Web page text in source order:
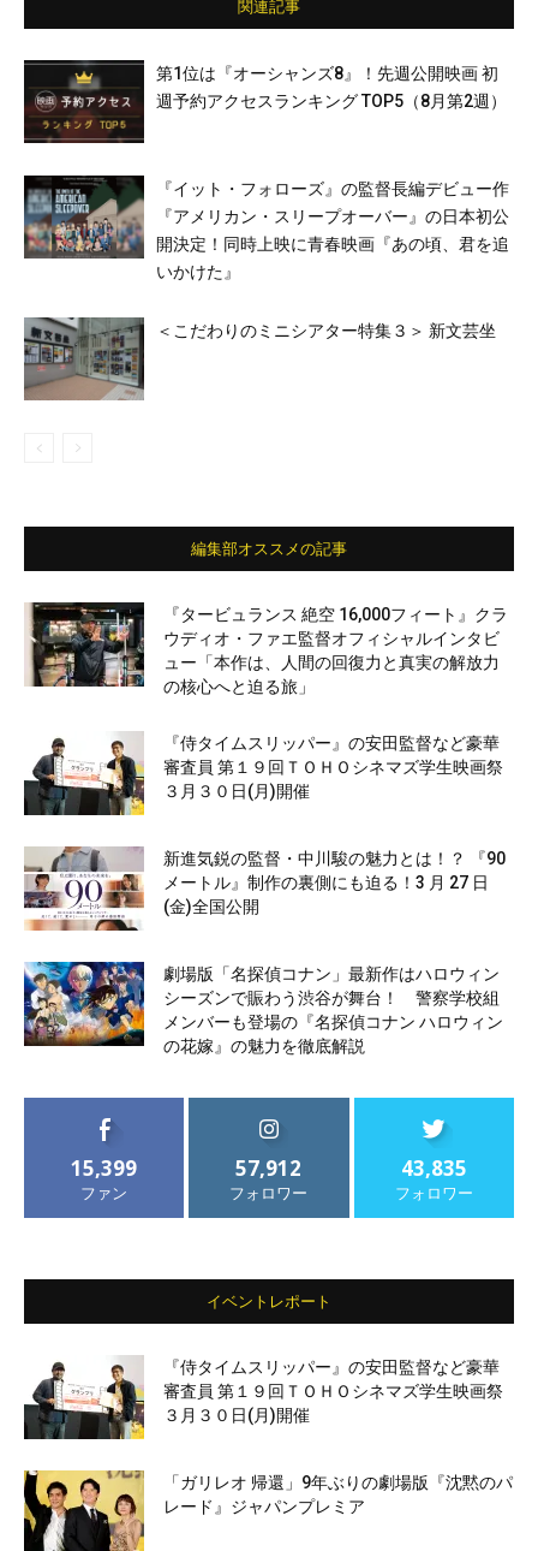
関連記事
第1位は『オーシャンズ8』！先週公開映画 初
週予約アクセスランキング TOP5（8月第2週）
『イット・フォローズ』の監督⻑編デビュー作
『アメリカン・スリープオーバー』の日本初公
開決定！同時上映に青春映画『あの頃、君を追
いかけた』
＜こだわりのミニシアター特集３＞ 新文芸坐
編集部オススメの記事
『タービュランス 絶空 16,000フィート』クラ
ウディオ・ファエ監督オフィシャルインタビ
ュー「本作は、人間の回復力と真実の解放力
の核心へと迫る旅」
『侍タイムスリッパー』の安田監督など豪華
審査員 第１９回ＴＯＨＯシネマズ学生映画祭
３月３０日(月)開催
新進気鋭の監督・中川駿の魅力とは！？ 『90
メートル』制作の裏側にも迫る！3 月 27 日
(金)全国公開
劇場版「名探偵コナン」最新作はハロウィン
シーズンで賑わう渋谷が舞台！ 警察学校組
メンバーも登場の『名探偵コナン ハロウィン
の花嫁』の魅力を徹底解説
15,399
ファン
57,912
フォロワー
43,835
フォロワー
イベントレポート
『侍タイムスリッパー』の安田監督など豪華
審査員 第１９回ＴＯＨＯシネマズ学生映画祭
３月３０日(月)開催
「ガリレオ 帰還」9年ぶりの劇場版『沈黙のパ
レード』ジャパンプレミア